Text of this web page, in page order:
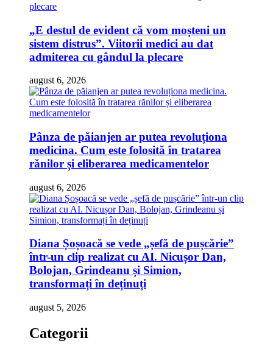
„E destul de evident că vom moșteni un
sistem distrus”. Viitorii medici au dat
admiterea cu gândul la plecare
august 6, 2026
Pânza de păianjen ar putea revoluționa
medicina. Cum este folosită în tratarea
rănilor și eliberarea medicamentelor
august 6, 2026
Diana Șoșoacă se vede „șefă de pușcărie”
într-un clip realizat cu AI. Nicușor Dan,
Bolojan, Grindeanu și Simion,
transformați în deținuți
august 5, 2026
Categorii